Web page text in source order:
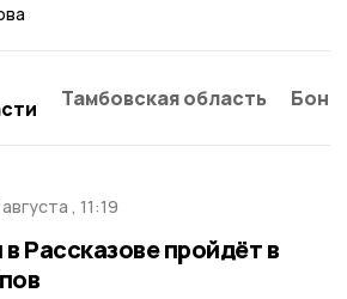
Тамбовская область
, 11:19
Рассказове пройдёт в